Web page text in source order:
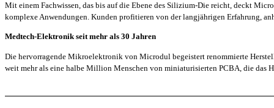
Mit einem Fachwissen, das bis auf die Ebene des Silizium-Die reicht, deckt
komplexe Anwendungen. Kunden profitieren von der langjährigen Erfahrung,
Medtech-Elektronik seit mehr als 30 Jahren
Die hervorragende Mikroelektronik von Microdul begeistert renommierte
weit mehr als eine halbe Million Menschen von miniaturisierten PCBA, die das